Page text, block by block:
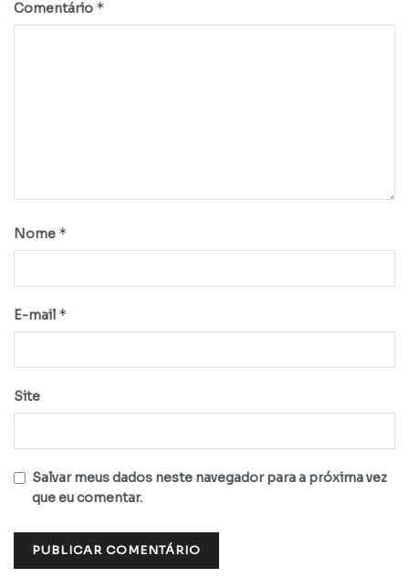
Comentário *
Nome *
E-mail *
Site
Salvar meus dados neste navegador para a próxima vez
que eu comentar.